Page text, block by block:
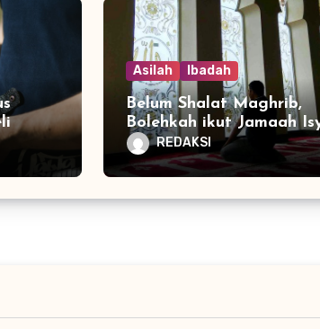
Asilah Ibadah
Belum Shalat Maghrib,
Bolehkah ikut Jamaah
REDAKSI